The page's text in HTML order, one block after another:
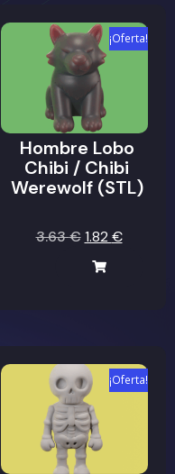
¡Oferta!
Hombre Lobo
Chibi / Chibi
Werewolf (STL)
3.63€ 1.82 €
¡Oferta!